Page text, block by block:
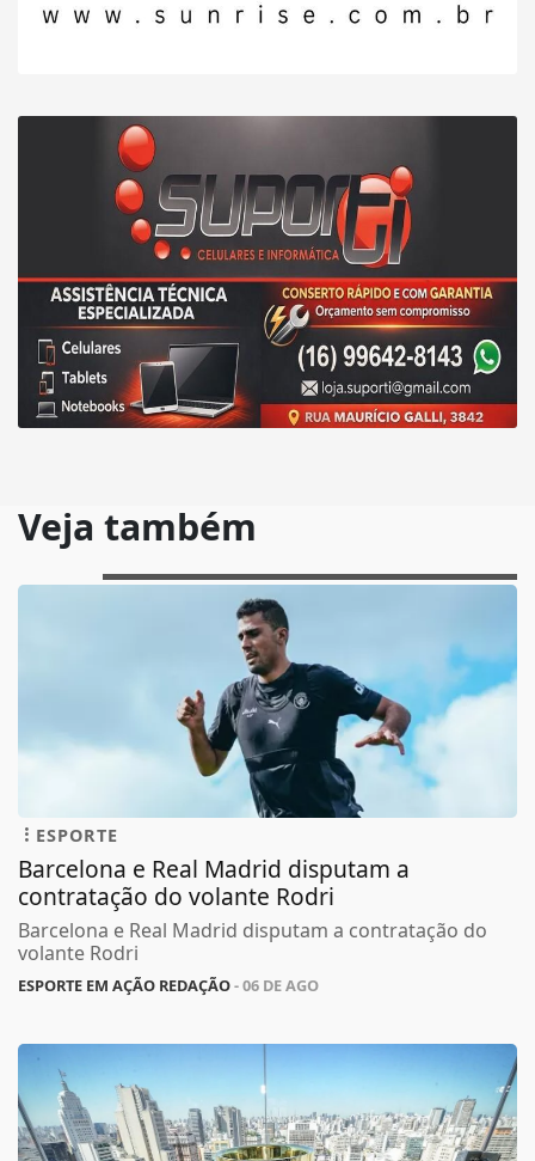
Veja também
ESPORTE
Barcelona e Real Madrid disputam a
contratação do volante Rodri
Barcelona e Real Madrid disputam a contratação do
volante Rodri
ESPORTE EM AÇÃO REDAÇÃO- 06 DE AGO